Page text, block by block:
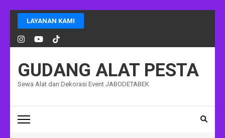
Lompat
ke
konten
Enter)
LAYANAN KAMI
GUDANG ALAT PESTA
Sewa Alat dan Dekorasi Event JABODETABEK